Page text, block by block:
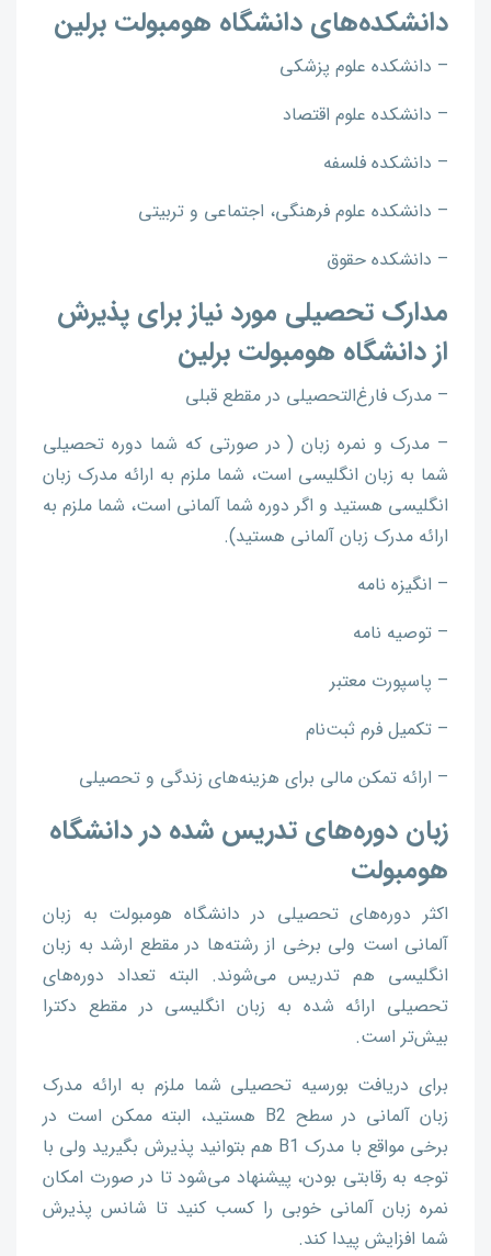
دانشکده‌های دانشگاه هومبولت برلین
– دانشکده علوم پزشکی
– دانشکده علوم اقتصاد
– دانشکده فلسفه
– دانشکده علوم فرهنگی، اجتماعی و تربیتی
– دانشکده حقوق
مدارک تحصیلی مورد نیاز برای پذیرش
از دانشگاه هومبولت برلین
– مدرک فارغ‌التحصیلی در مقطع قبلی
– مدرک و نمره زبان ( در صورتی که شما دوره تحصیلی
شما به زبان انگلیسی است، شما ملزم به ارائه مدرک زبان
انگلیسی هستید و اگر دوره شما آلمانی است، شما ملزم به
ارائه مدرک زبان آلمانی هستید).
– انگیزه نامه
– توصیه نامه
– پاسپورت معتبر
– تکمیل فرم ثبت‌نام
– ارائه تمکن مالی برای هزینه‌های زندگی و تحصیلی
زبان دوره‌های تدریس شده در دانشگاه
هومبولت
اکثر دوره‌های تحصیلی در دانشگاه هومبولت به زبان
آلمانی است ولی برخی از رشته‌ها در مقطع ارشد به زبان
انگلیسی هم تدریس می‌شوند. البته تعداد دوره‌های
تحصیلی ارائه شده به زبان انگلیسی در مقطع دکترا
بیش‌تر است.
برای دریافت بورسیه تحصیلی شما ملزم به ارائه مدرک
زبان آلمانی در سطح B2 هستید، البته ممکن است در
برخی مواقع با مدرک B1 هم بتوانید پذیرش بگیرید ولی با
توجه به رقابتی بودن، پیشنهاد می‌شود تا در صورت امکان
نمره زبان آلمانی خوبی را کسب کنید تا شانس پذیرش
شما افزایش پیدا کند.